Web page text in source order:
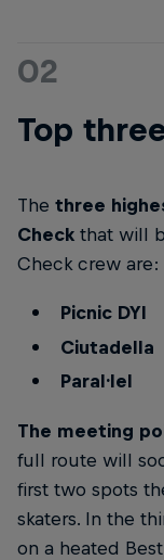
02
Top
The three
Check that will
Check crew are:
Picnic DYI
Ciutadella
Paral·lel
The meeting
full route will
first two spots
skaters. In the
on a heated